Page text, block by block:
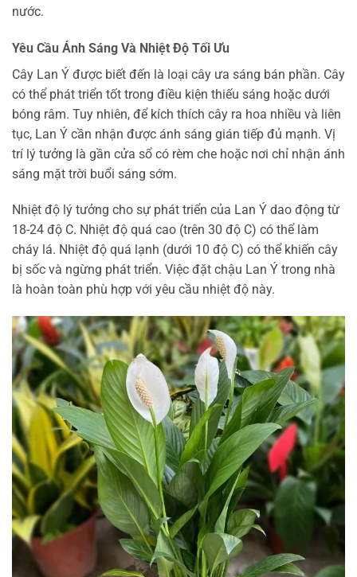
nước.
Yêu Cầu Ánh Sáng Và Nhiệt Độ Tối Ưu
Cây Lan Ý được biết đến là loại cây ưa sáng bán phần. Cây
có thể phát triển tốt trong điều kiện thiếu sáng hoặc dưới
bóng râm. Tuy nhiên, để kích thích cây ra hoa nhiều và liên
tục, Lan Ý cần nhận được ánh sáng gián tiếp đủ mạnh. Vị
trí lý tưởng là gần cửa sổ có rèm che hoặc nơi chỉ nhận ánh
sáng mặt trời buổi sáng sớm.
Nhiệt độ lý tưởng cho sự phát triển của Lan Ý dao động từ
18-24 độ C. Nhiệt độ quá cao (trên 30 độ C) có thể làm
cháy lá. Nhiệt độ quá lạnh (dưới 10 độ C) có thể khiến cây
bị sốc và ngừng phát triển. Việc đặt chậu Lan Ý trong nhà
là hoàn toàn phù hợp với yêu cầu nhiệt độ này.